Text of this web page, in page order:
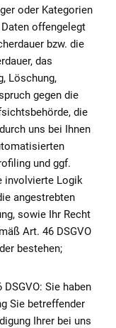
oder Kategorien
offengelegt
bzw. die
das
Löschung,
gegen die
die
uns bei Ihnen
und ggf.
involvierte Logik
angestrebten
sowie Ihr Recht
Art. 46 DSGVO
bestehen;
Sie haben
Sie betreffender
Ihrer bei uns